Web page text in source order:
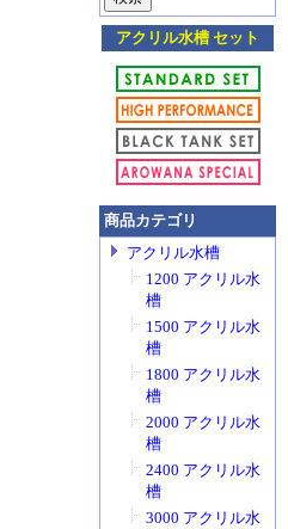
アクリル水槽 セット
商品カテゴリ
アクリル水槽
1200 アクリル水
槽
1500 アクリル水
槽
1800 アクリル水
槽
2000 アクリル水
槽
2400 アクリル水
槽
3000 アクリル水